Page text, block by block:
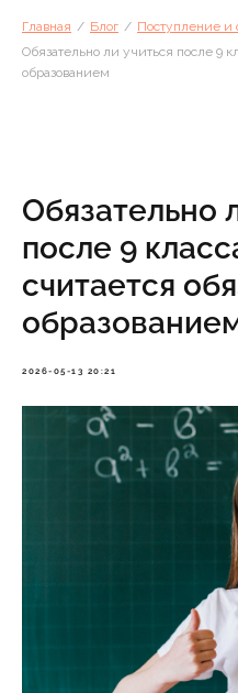
Главная / Блог / Поступление и
Обязательно ли учиться после 9
образованием
Обязательно
после 9
считается
2026-05-13 20:21